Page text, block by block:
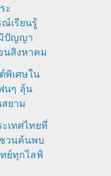
ะ
เรียนรู้
ปัญญา
นสิงหาคม
พิเศษใน
นๆ ลุ้น
ยาม
เทศไทยที่
วนค้นพบ
ย์ทุกไลฟ์